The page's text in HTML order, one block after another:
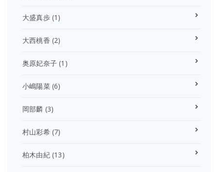
大盛真歩(1)
大西桃香 (2)
奥原妃奈子 (1)
小嶋陽菜(6)
岡部麟 (3)
村山彩希(7)
柏木由紀(13)